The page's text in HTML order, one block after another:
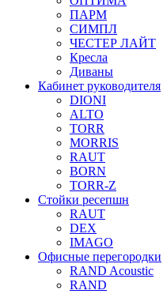
ПАРМ
СИМПЛ
ЧЕСТЕР ЛАЙТ
Кресла
Диваны
Кабинет руководителя
DIONI
ALTO
TORR
MORRIS
RAUT
BORN
TORR-Z
Стойки ресепшн
RAUT
DEX
IMAGO
Офисные перегородки
RAND Acoustic
RAND